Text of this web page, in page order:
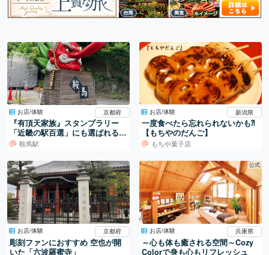
お店/体験 京都府
『有頂天家族』スタンプラリー
「近畿の駅百選」にも選ばれる
「鞍馬駅」
鞍馬駅
お店/体験 新潟県
一度食べたら忘れられないかも⁈
【もちやのだんご】
もちや菓子店
お店/体験 京都府
彫刻ファンにおすすめ 空也が開
いた「六波羅蜜寺」
公式
お店/体験 兵庫県
～心も体も癒される空間～Cozy
Colorで身も心もリフレッシュ